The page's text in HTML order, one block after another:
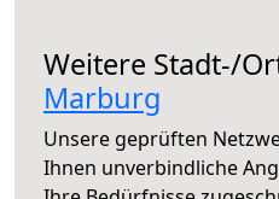
Weitere Stadt-/
Marburg
Unsere geprüften
Ihnen unverbindliche